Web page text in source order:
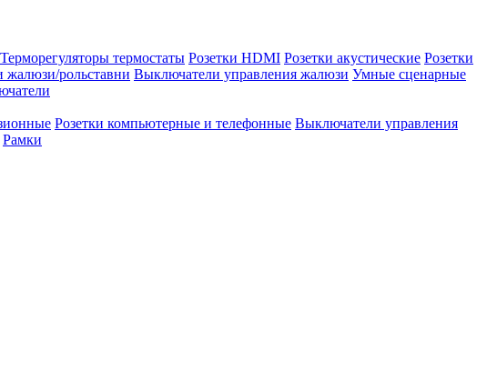
Терморегуляторы термостаты Розетки HDMI Розетки акустические Розетки
рольставни Выключатели управления жалюзи Умные сценарные
Розетки компьютерные и телефонные Выключатели управления
Рамки